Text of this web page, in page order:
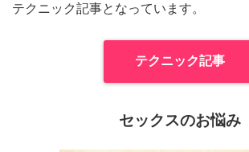
テクニック記事となっています。
テクニック記事
セックスのお悩み